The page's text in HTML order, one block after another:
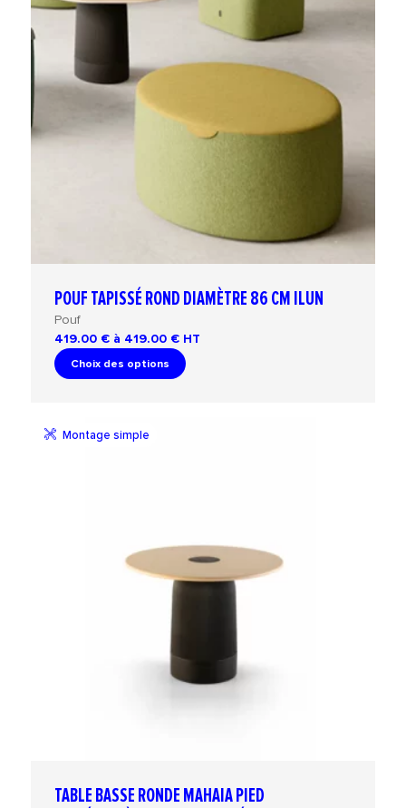
POUF TAPISSÉ ROND DIAMÈTRE 86 CM ILUN
Pouf
419.00 € à 419.00 € HT
Choix des options
TABLE BASSE RONDE MAHAIA PIED
Montage simple